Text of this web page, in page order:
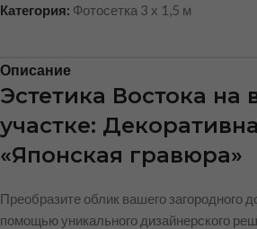
Категория: Фотосетка 3 х 1,5 м
Описание
Эстетика Востока на
участке:
«Японская гравюра»
Преобразите облик вашего загородного
помощью уникального дизайнерского